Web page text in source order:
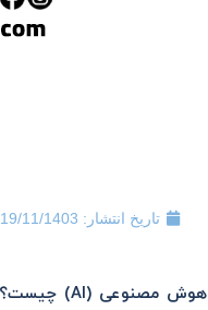
تاریخ انتشار: 19/11/1403
هوش مصنوعی (AI) چیست؟